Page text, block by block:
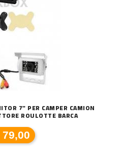
7" PER CAMPER CAMION
ROULOTTE BARCA
79,00